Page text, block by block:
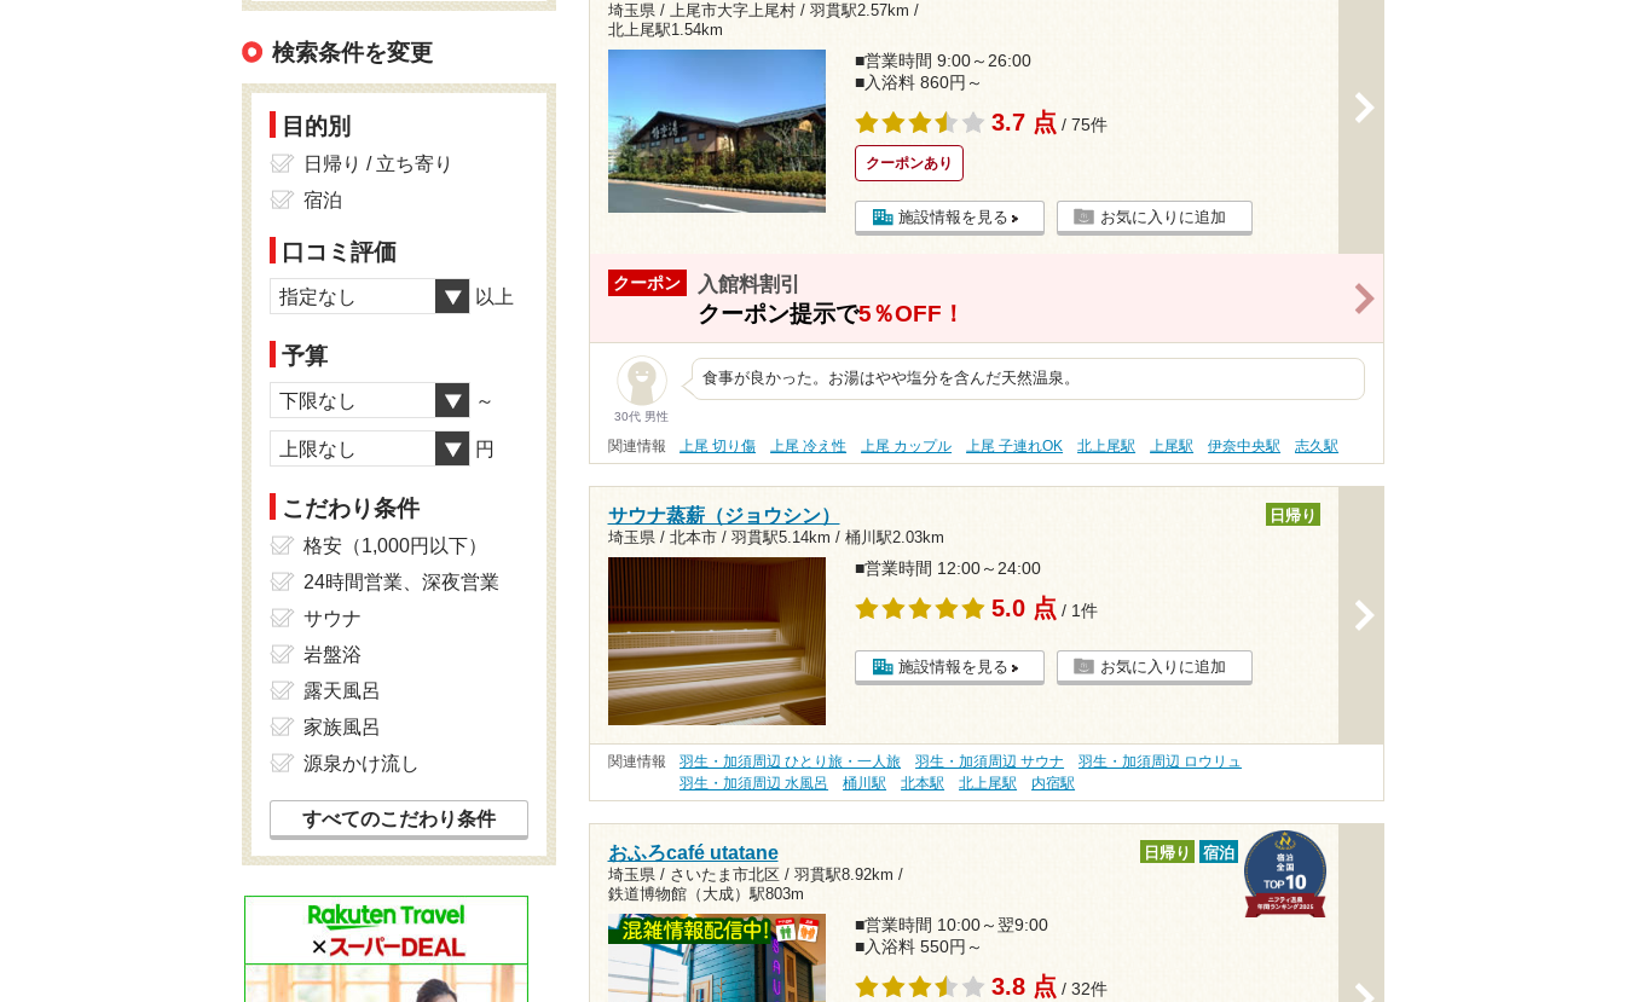
埼玉県 / 上尾市大字上尾村 / 羽貫駅2.57km /
北上尾駅1.54km
■営業時間 9:00～26:00
■入浴料 860円～
3.7 点 / 75件
クーポンあり
施設情報を見る お気に入りに追加
クーポン 入館料割引
クーポン提示で5％OFF！
30代 男性
食事が良かった。お湯はやや塩分を含んだ天然温泉。
関連情報 上尾 切り傷 上尾 冷え性 上尾 カップル 上尾 子連れOK 北上尾駅 上尾駅 伊奈中央駅 志久駅
サウナ蒸薪（ジョウシン）
埼玉県 / 北本市 / 羽貫駅5.14km / 桶川駅2.03km
日帰り
■営業時間 12:00～24:00
5.0 点 / 1件
施設情報を見る お気に入りに追加
関連情報 羽生・加須周辺 ひとり旅・一人旅 羽生・加須周辺 サウナ
羽生・加須周辺 ロウリュ
羽生・加須周辺 水風呂
桶川駅 北本駅 北上尾駅 内宿駅
おふろcafé utatane
埼玉県 / さいたま市北区 / 羽貫駅8.92km /
鉄道博物館（大成）駅803m
日帰り 宿泊
■営業時間 10:00～翌9:00
■入浴料 550円～
3.8 点 / 32件
検索条件を変更
目的別
日帰り / 立ち寄り
宿泊
口コミ評価
指定なし 以上
予算
下限なし ～
上限なし 円
こだわり条件
格安（1,000円以下）
24時間営業、深夜営業
サウナ
岩盤浴
露天風呂
家族風呂
源泉かけ流し
すべてのこだわり条件